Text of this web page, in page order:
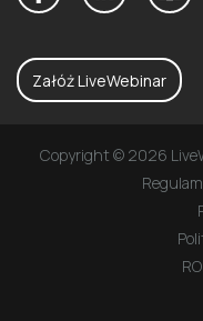
Załóż LiveWebinar
Copyright © 2026